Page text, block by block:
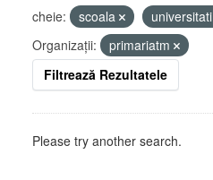
cheie:
scoala universitati
Organizații:
primariatm
Filtrează Rezultatele
Please try another search.